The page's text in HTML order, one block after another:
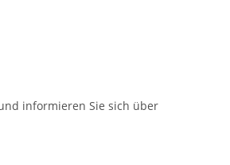
informieren Sie sich über